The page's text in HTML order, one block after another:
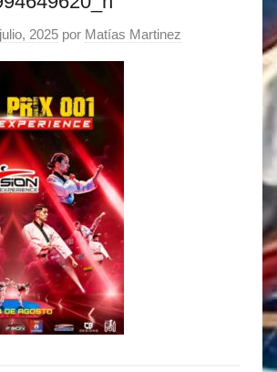
2025 por Matías Martinez